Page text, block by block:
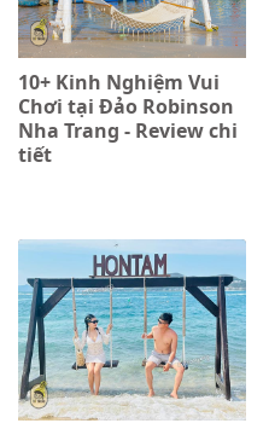
10+ Kinh Nghiệm Vui
Chơi tại Đảo Robinson
Nha Trang - Review chi
tiết